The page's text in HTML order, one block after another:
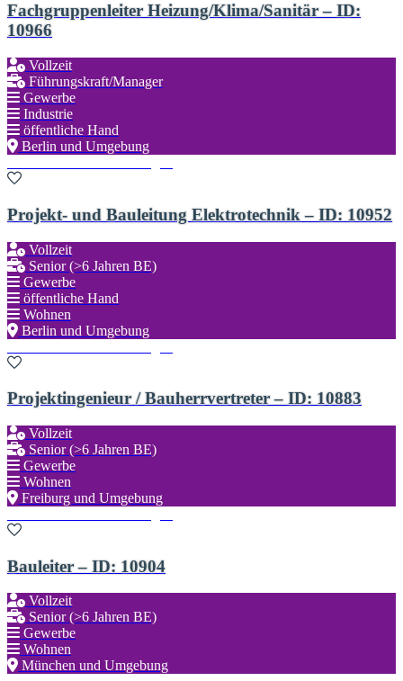
Fachgruppenleiter Heizung/Klima/Sanitär – ID:
10966
Vollzeit
Führungskraft/Manager
Gewerbe
Industrie
öffentliche Hand
Berlin und Umgebung
Projekt- und Bauleitung Elektrotechnik – ID: 10952
Vollzeit
Senior (>6 Jahren BE)
Gewerbe
öffentliche Hand
Wohnen
Berlin und Umgebung
Projektingenieur / Bauherrvertreter – ID: 10883
Vollzeit
Senior (>6 Jahren BE)
Gewerbe
Wohnen
Freiburg und Umgebung
Bauleiter – ID: 10904
Vollzeit
Senior (>6 Jahren BE)
Gewerbe
Wohnen
München und Umgebung